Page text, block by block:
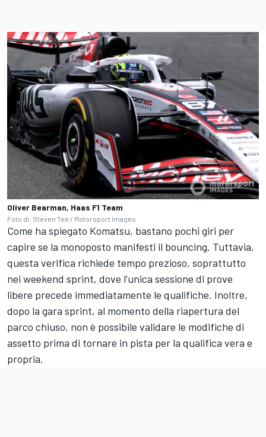
Oliver Bearman, Haas F1 Team
Foto di: Steven Tee / Motorsport Images
Come ha spiegato Komatsu, bastano pochi giri per
capire se la monoposto manifesti il bouncing. Tuttavia,
questa verifica richiede tempo prezioso, soprattutto
nei weekend sprint, dove l’unica sessione di prove
libere precede immediatamente le qualifiche. Inoltre,
dopo la gara sprint, al momento della riapertura del
parco chiuso, non è possibile validare le modifiche di
assetto prima di tornare in pista per la qualifica vera e
propria.